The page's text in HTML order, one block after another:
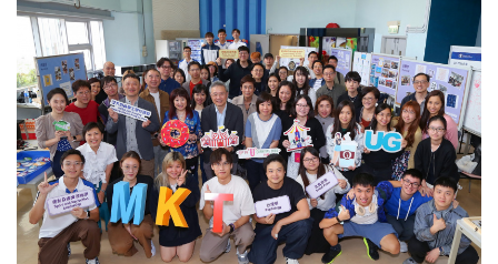
equip
students
for
further
studies